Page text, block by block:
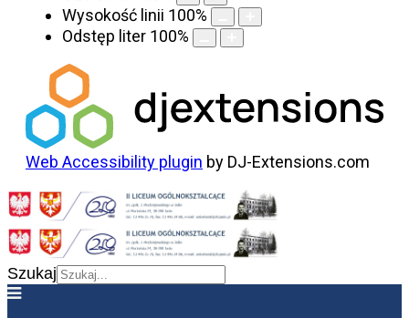
Wysokość linii 100%
Odstęp liter 100%
Web Accessibility plugin by DJ-Extensions.com
Szukaj